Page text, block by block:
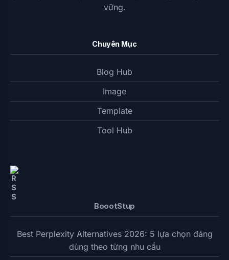
vững.
Chuyên Mục
Blog Hub
Image
Template
Tool Hub
BoootStup
Best Perplexity Alternatives 2026: 5 lựa chọn đáng
dùng theo từng nhu cầu